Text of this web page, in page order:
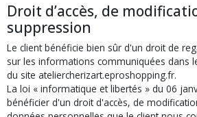
Droit d’accès, de
suppression
Le client bénéficie bien sûr d'un droit de
sur les informations communiquées dans
du site ateliercherizart.eproshopping.fr.
La loi « informatique et libertés » du 06
bénéficier d'un droit d'accès, de